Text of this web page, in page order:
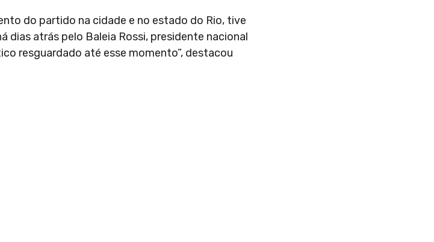
do partido na cidade e no estado do Rio, tive
dias atrás pelo Baleia Rossi, presidente nacional
resguardado até esse momento”, destacou